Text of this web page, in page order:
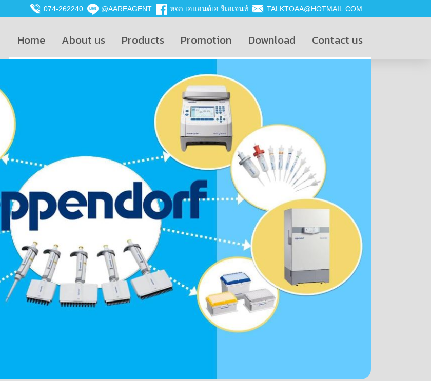
074-262240 @AAREAGENT หจก.เอแอนด์เอ รีเอเจนท์ TALKTOAA@HOTMAIL.COM
Home About us Products Promotion Download Contact us